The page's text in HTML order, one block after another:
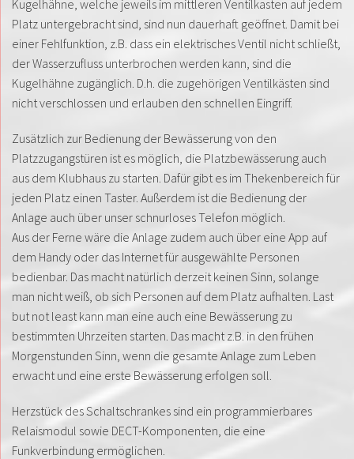
Kugelhähne, welche jeweils im mittleren Ventilkasten auf jedem
Platz untergebracht sind, sind nun dauerhaft geöffnet. Damit bei
einer Fehlfunktion, z.B. dass ein elektrisches Ventil nicht schließt,
der Wasserzufluss unterbrochen werden kann, sind die
Kugelhähne zugänglich. D.h. die zugehörigen Ventilkästen sind
nicht verschlossen und erlauben den schnellen Eingriff.
Zusätzlich zur Bedienung der Bewässerung von den
Platzzugangstüren ist es möglich, die Platzbewässerung auch
aus dem Klubhaus zu starten. Dafür gibt es im Thekenbereich für
jeden Platz einen Taster. Außerdem ist die Bedienung der
Anlage auch über unser schnurloses Telefon möglich.
Aus der Ferne wäre die Anlage zudem auch über eine App auf
dem Handy oder das Internet für ausgewählte Personen
bedienbar. Das macht natürlich derzeit keinen Sinn, solange
man nicht weiß, ob sich Personen auf dem Platz aufhalten. Last
but not least kann man eine auch eine Bewässerung zu
bestimmten Uhrzeiten starten. Das macht z.B. in den frühen
Morgenstunden Sinn, wenn die gesamte Anlage zum Leben
erwacht und eine erste Bewässerung erfolgen soll.
Herzstück des Schaltschrankes sind ein programmierbares
Relaismodul sowie DECT-Komponenten, die eine
Funkverbindung ermöglichen.